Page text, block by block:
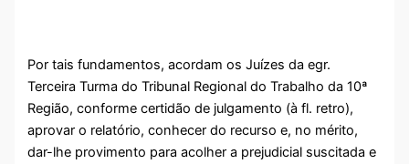
Por tais fundamentos, acordam os Juízes da egr.
Terceira Turma do Tribunal Regional do Trabalho da 10ª
Região, conforme certidão de julgamento (à fl. retro),
aprovar o relatório, conhecer do recurso e, no mérito,
dar-lhe provimento para acolher a prejudicial suscitada e